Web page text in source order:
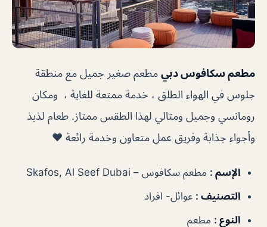
مطعم سكافوس دبي مطعم صغير جميل مع منطقة
جلوس في الهواء الطلق ، خدمة ممتعة للغاية ، ومكان
رومانسي وجميل ومثالي لهذا الطقس ممتاز. طعام لذيذ
وأجواء جذابة وفريق عمل متعاون وخدمة رائعة ❤️
الإسم : مطعم سكافوس – Skafos, Al Seef Dubai
التصنيف : عوائل- افراد
النوع : مطعم